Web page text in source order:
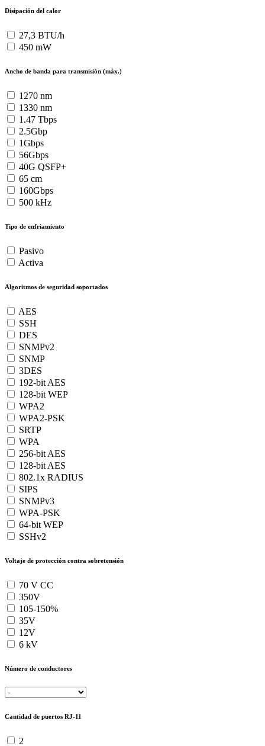
Disipación del calor
27,3 BTU/h
450 mW
Ancho de banda para transmisión (máx.)
1270 nm
1330 nm
1.47 Tbps
2.5Gbp
1Gbps
56Gbps
40G QSFP+
65 cm
160Gbps
500 kHz
Tipo de enfriamiento
Pasivo
Activa
Algoritmos de seguridad soportados
AES
SSH
DES
SNMPv2
SNMP
3DES
192-bit AES
128-bit WEP
WPA2
WPA2-PSK
SRTP
WPA
256-bit AES
128-bit AES
802.1x RADIUS
SIPS
SNMPv3
WPA-PSK
64-bit WEP
SSHv2
Voltaje de protección contra sobretensión
70 V CC
350V
105-150%
35V
12V
6 kV
Número de conductores
Cantidad de puertos RJ-11
2